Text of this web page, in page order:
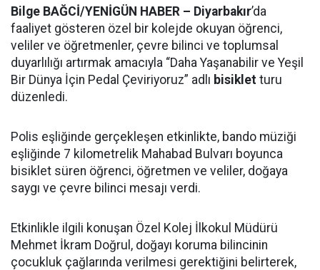
Bilge BAĞCİ/YENİGÜN HABER – Diyarbakır’da
faaliyet gösteren özel bir kolejde okuyan öğrenci,
veliler ve öğretmenler, çevre bilinci ve toplumsal
duyarlılığı artırmak amacıyla “Daha Yaşanabilir ve Yeşil
Bir Dünya İçin Pedal Çeviriyoruz” adlı bisiklet turu
düzenledi.
Polis eşliğinde gerçekleşen etkinlikte, bando müziği
eşliğinde 7 kilometrelik Mahabad Bulvarı boyunca
bisiklet süren öğrenci, öğretmen ve veliler, doğaya
saygı ve çevre bilinci mesajı verdi.
Etkinlikle ilgili konuşan Özel Kolej İlkokul Müdürü
Mehmet İkram Doğrul, doğayı koruma bilincinin
çocukluk çağlarında verilmesi gerektiğini belirterek,